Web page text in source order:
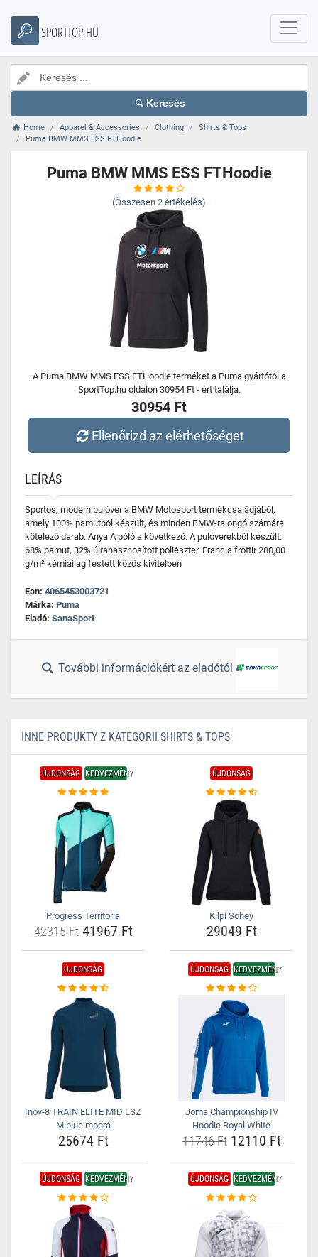
SPORTTOP.HU
Keresés
Home Apparel & Accessories Clothing
Shirts & Tops
Puma BMW MMS ESS FTHoodie
Puma BMW MMS ESS FTHoodie
(Összesen 2 értékelés)
A Puma BMW MMS ESS FTHoodie terméket a Puma gyártótól a
SportTop.hu oldalon 30954 Ft - ért találja.
30954 Ft
Ellenőrizd az elérhetőséget
LEÍRÁS
Sportos, modern pulóver a BMW Motosport termékcsaládjából,
amely 100% pamutból készült, és minden BMW-rajongó számára
kötelező darab. Anya A póló a következő: A pulóverekből készült:
68% pamut, 32% újrahasznosított poliészter. Francia frottír 280,00
g/m² kémiailag festett közös kivitelben
Ean: 4065453003721
Márka: Puma
Eladó: SanaSport
További információkért az eladótól
INNE PRODUKTY Z KATEGORII SHIRTS & TOPS
ÚJDONSÁG KEDVEZMÉNY
Progress Territoria
42315 Ft41967 Ft
ÚJDONSÁG
Kilpi Sohey
29049 Ft
ÚJDONSÁG
Inov-8 TRAIN ELITE MID LSZ
M blue modrá
25674 Ft
ÚJDONSÁG KEDVEZMÉNY
Joma Championship IV
Hoodie Royal White
11746 Ft12110 Ft
ÚJDONSÁG KEDVEZMÉNY ÚJDONSÁG KEDVEZMÉNY